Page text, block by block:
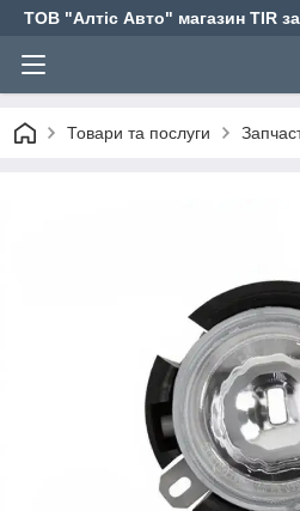
ТОВ "Алтіс Авто" магазин TIR
Товари та послуги